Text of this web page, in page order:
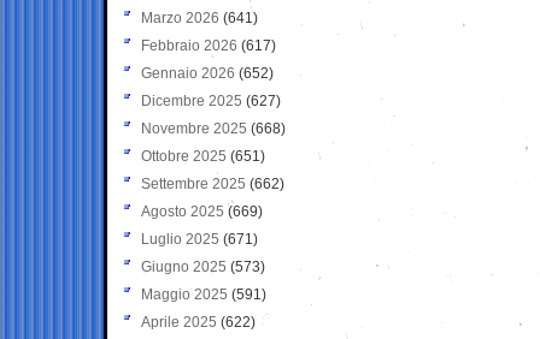
Marzo 2026 (641)
Febbraio 2026 (617)
Gennaio 2026 (652)
Dicembre 2025 (627)
Novembre 2025 (668)
Ottobre 2025 (651)
Settembre 2025 (662)
Agosto 2025 (669)
Luglio 2025 (671)
Giugno 2025 (573)
Maggio 2025 (591)
Aprile 2025 (622)